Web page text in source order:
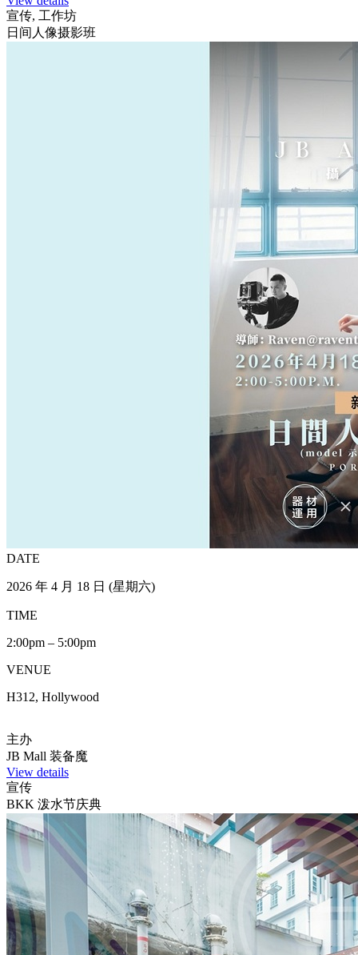
宣传, 工作坊
日间人像摄影班
DATE
2026 年 4 月 18 日 (星期六)
TIME
2:00pm – 5:00pm
VENUE
H312, Hollywood
主办
JB Mall 装备魔
View details
宣传
BKK 泼水节庆典